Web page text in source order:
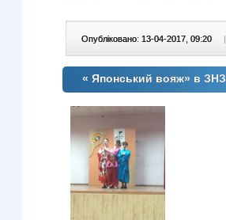
Опубліковано: 13-04-2017, 09:20 |
« Японський вояж» в